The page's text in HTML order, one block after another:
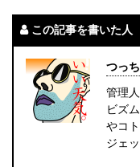
この記事を書いた人
つっち
管理
ビズ
やコ
ジェ